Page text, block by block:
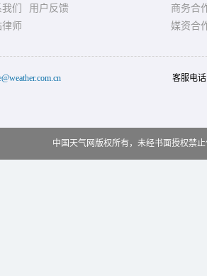
们
用户反馈
律师
商务合
媒资合
客服电
中国天气网版权所有，未经书面授权